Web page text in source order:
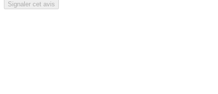
Signaler cet avis